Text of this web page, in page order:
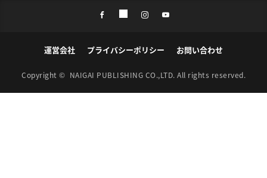
運営会社 プライバシーポリシー お問い合わせ
Copyright © NAIGAI PUBLISHING CO.,LTD. All rights reserved.